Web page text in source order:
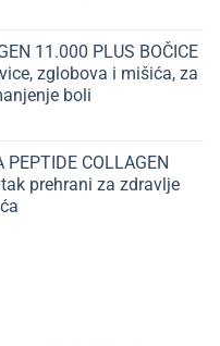
11.000 PLUS BOČICE
zglobova i mišića, za
boli
COLLAGEN
prehrani za zdravlje